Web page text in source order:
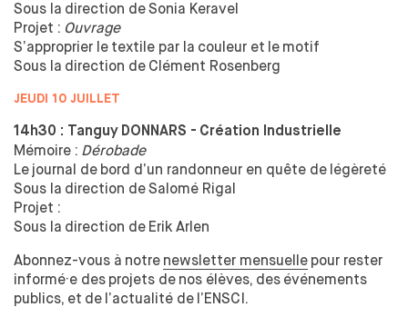
Sous la direction deSonia Keravel
Projet : Ouvrage
S’approprier le textile par la couleur et le motif
Sous la direction de Clément Rosenberg
JEUDI 10 JUILLET
14h30 : Tanguy DONNARS - Création Industrielle
Mémoire : Dérobade
Le journal de bord d’un randonneur en quête de légèreté
Sous la direction deSalomé Rigal
Projet :
Sous la direction de Erik Arlen
Abonnez-vous à notre newsletter mensuelle pour rester
informé·e des projets de nos élèves, des événements
publics, et de l’actualité de l’ENSCI.